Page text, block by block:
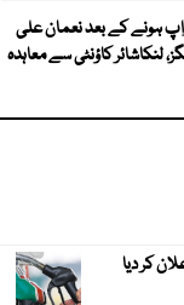
ہونے کے بعد نعمان علی
لنکاشائر کاؤنٹی سے معاہدہ
کر دیا